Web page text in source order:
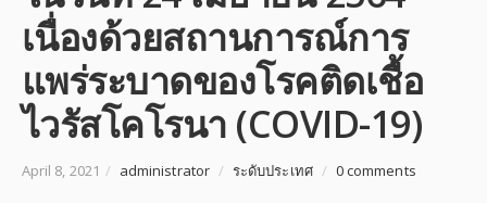
เนื่องด้วยสถานการณ์การ
แพร่ระบาดของโรคติดเชื้อ
ไวรัสโคโรนา (COVID-19)
April 8, 2021 / administrator / ระดับประเทศ / 0 comments